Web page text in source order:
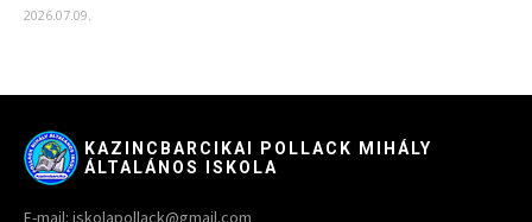
2026.07.09.
KAZINCBARCIKAI POLLACK MIHÁLY
ÁLTALÁNOS ISKOLA
E-mail: iskolapollack@gmail.com